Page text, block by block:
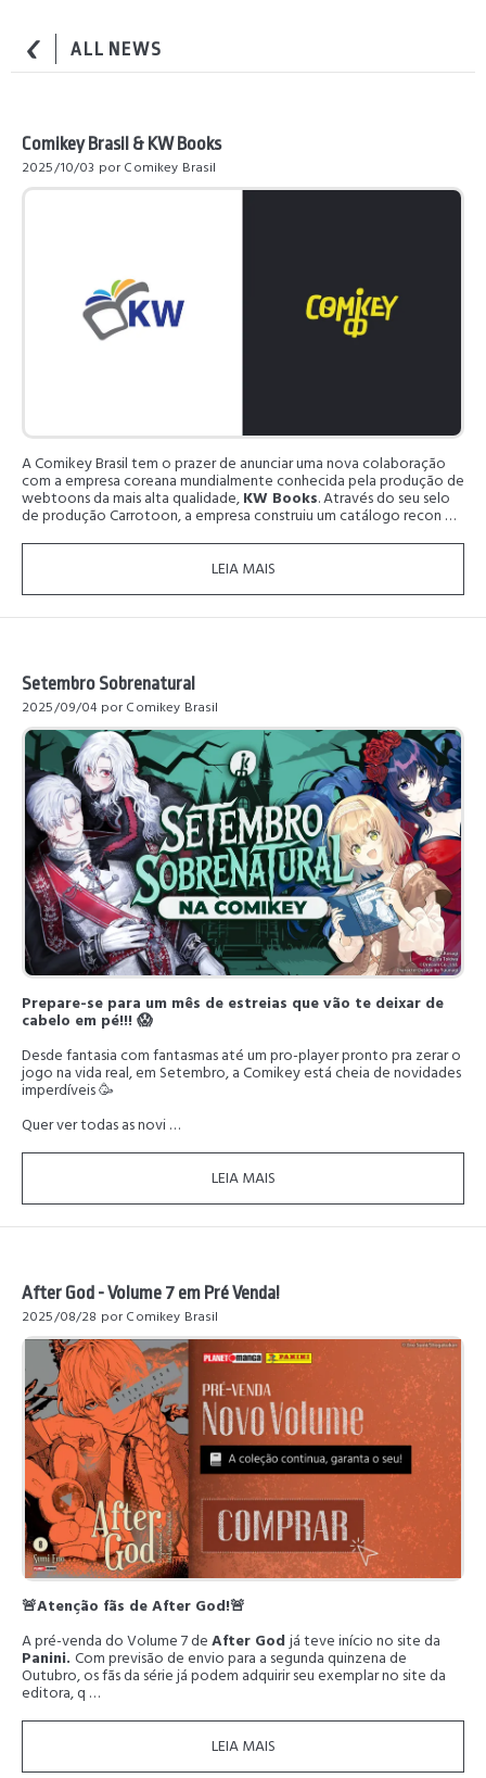
ALL NEWS
Comikey Brasil & KW Books
2025/10/03 por Comikey Brasil
A Comikey Brasil tem o prazer de anunciar uma nova colaboração
com a empresa coreana mundialmente conhecida pela produção de
webtoons da mais alta qualidade,KW Books. Através do seu selo
de produção Carrotoon, a empresa construiu um catálogo recon …
LEIA MAIS
Setembro Sobrenatural
2025/09/04por Comikey Brasil
Prepare-se para um mês de estreias que vão te deixar de
cabelo em pé!!! 😱
Desde fantasia com fantasmas até um pro-player pronto pra zerar o
jogo na vida real, em Setembro, a Comikey está cheia de novidades
imperdíveis 🥳
Quer ver todas as novi …
LEIA MAIS
After God - Volume 7 em Pré Venda!
2025/08/28 por Comikey Brasil
🚨Atenção fãs de After God!🚨
A pré-venda do Volume 7 deAfter Godjá teve início no site da
Panini. Com previsão de envio para a segunda quinzena de
Outubro, os fãs da série já podem adquirir seu exemplar no site da
editora, q …
LEIA MAIS